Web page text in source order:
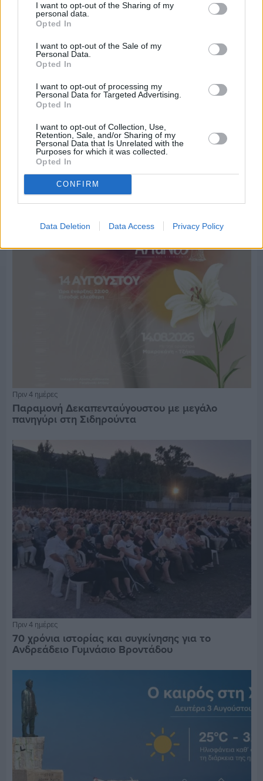
I want to opt-out of the Sharing of my
personal data.
Opted In
I want to opt-out of the Sale of my
Personal Data.
Opted In
I want to opt-out of processing my
Personal Data for Targeted Advertising.
Opted In
I want to opt-out of Collection, Use,
Retention, Sale, and/or Sharing of my
Personal Data that Is Unrelated with the
Purposes for which it was collected.
Opted In
CONFIRM
Data Deletion Data Access Privacy Policy
Πριν 4 ημέρες
Οι ξεχωριστές καλοκαιρινές προτάσεις του
Clementine Chios
Πριν 4 ημέρες
Παραμονή Δεκαπενταύγουστου με μεγάλο
πανηγύρι στη Σιδηρούντα
Πριν 4 ημέρες
70 χρόνια ιστορίας και συγκίνησης για το
Ανδρεάδειο Γυμνάσιο Βροντάδου